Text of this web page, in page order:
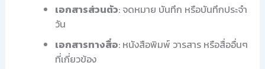
เอกสารส่วนตัว: จดหมาย บันทึก หรือบันทึกประจำ
วัน
เอกสารทางสื่อ: หนังสือพิมพ์ วารสาร หรือสื่ออื่นๆ
ที่เกี่ยวข้อง